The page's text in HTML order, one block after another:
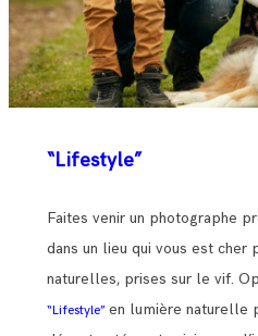
“Lifestyle”
Faites venir un photographe
dans un lieu qui vous est
naturelles, prises sur le vif.
“Lifestyle”en lumière naturelle